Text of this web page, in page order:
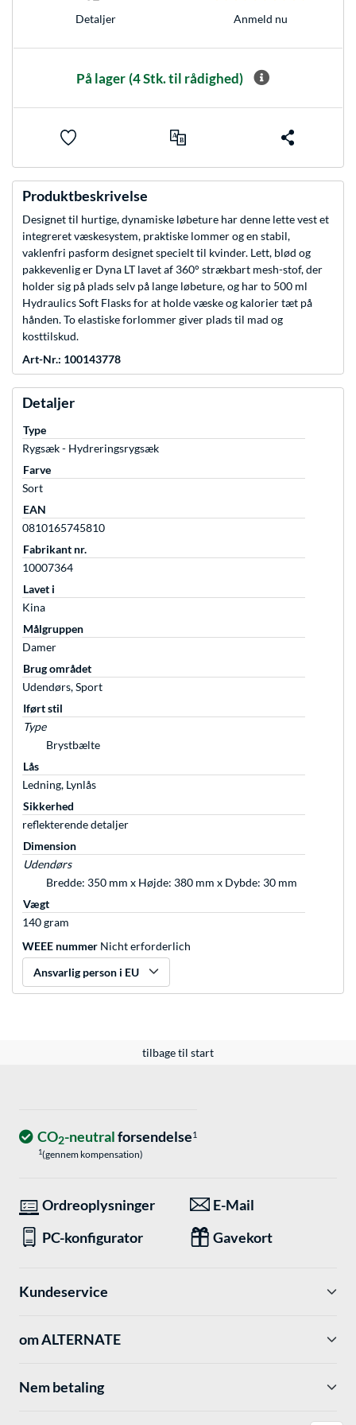
Detaljer Anmeld nu
På lager (4 Stk. til rådighed)
Produktbeskrivelse
Designet til hurtige, dynamiske løbeture har denne lette vest et
integreret væskesystem, praktiske lommer og en stabil,
vaklenfri pasform designet specielt til kvinder. Lett, blød og
pakkevenlig er Dyna LT lavet af 360° strækbart mesh-stof, der
holder sig på plads selv på lange løbeture, og har to 500 ml
Hydraulics Soft Flasks for at holde væske og kalorier tæt på
hånden. To elastiske forlommer giver plads til mad og
kosttilskud.
Art-Nr.: 100143778
Detaljer
Type
Rygsæk - Hydreringsrygsæk
Farve
Sort
EAN
0810165745810
Fabrikant nr.
10007364
Lavet i
Kina
Målgruppen
Damer
Brug området
Udendørs, Sport
Iført stil
Type
Brystbælte
Lås
Ledning, Lynlås
Sikkerhed
reflekterende detaljer
Dimension
Udendørs
Bredde: 350 mm x Højde: 380 mm x Dybde: 30 mm
Vægt
140 gram
WEEE nummer Nicht erforderlich
Ansvarlig person i EU
tilbage til start
CO2-neutralforsendelse1
1(gennem kompensation)
Ordreoplysninger
E-Mail
PC-konfigurator
Gavekort
Kundeservice
om ALTERNATE
Nem betaling